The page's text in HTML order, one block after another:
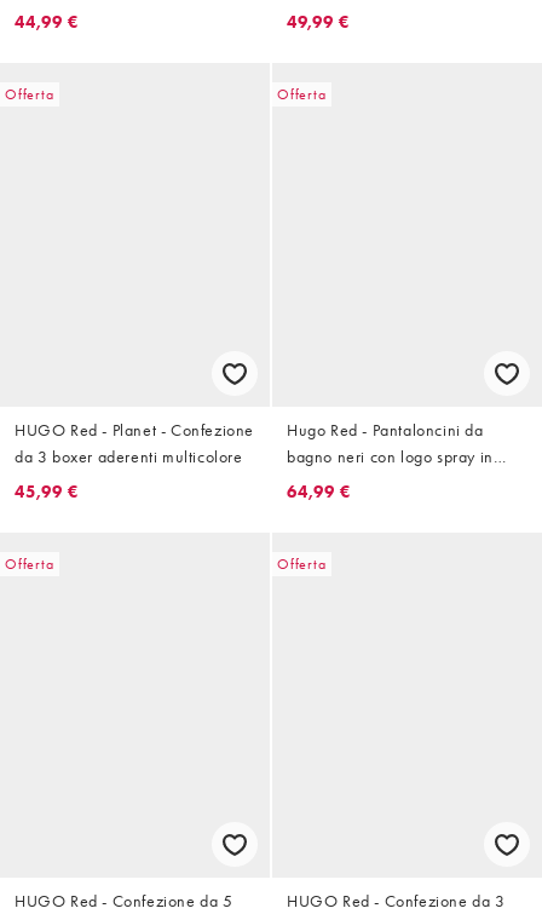
logo
44,99 €
49,99 €
Offerta
HUGO Red - Planet - Confezione
da 3 boxer aderenti multicolore
45,99 €
Offerta
Hugo Red - Pantaloncini da
bagno neri con logo spray in
coordinato
64,99 €
Offerta
HUGO Red - Confezione da 5
Offerta
HUGO Red - Confezione da 3